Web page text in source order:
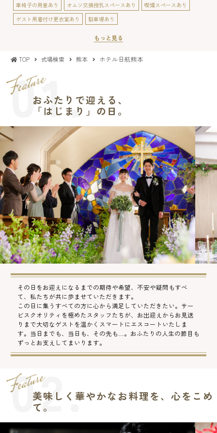
車椅子の用意あり
オムツ交換授乳スペースあり
喫煙スペースあり
ゲスト用着付け更衣室あり
駐車場あり
もっと見る
TOP 式場検索 熊本 ホテル日航熊本
おふたりで迎える、
「はじまり」の日。
その日をお迎えになるまでの期待や希望、不安や疑問もすべ
て、私たちが共に歩ませていただきます。
この日に集うすべての方に心から満足していただきたい。サー
ビスクオリティを極めたスタッフたちが、お出迎えからお見送
りまで大切なゲストを温かくスマートにエスコートいたしま
す。当日までも、当日も、その先も…。おふたりの人生の節目も
ずっとお支えしてまいります。
美味しく華やかなお料理を、心をこめ
て。